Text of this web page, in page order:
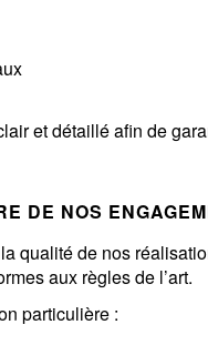
et détaillé afin de
DE NOS
qualité de nos
aux règles de l’art.
particulière :